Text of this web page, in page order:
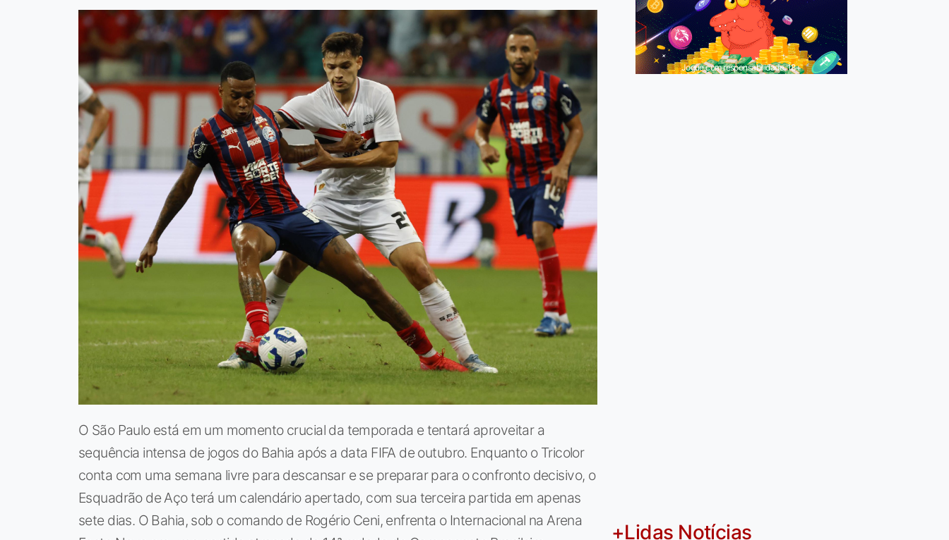
O São Paulo está em um momento crucial da temporada e tentará aproveitar a
sequência intensa de jogos do Bahia após a data FIFA de outubro. Enquanto o Tricolor
conta com uma semana livre para descansar e se preparar para o confronto decisivo, o
Esquadrão de Aço terá um calendário apertado, com sua terceira partida em apenas
sete dias. O Bahia, sob o comando de Rogério Ceni, enfrenta o Internacional na Arena
Jogue com responsabilidade. 18+
+Lidas Notícias